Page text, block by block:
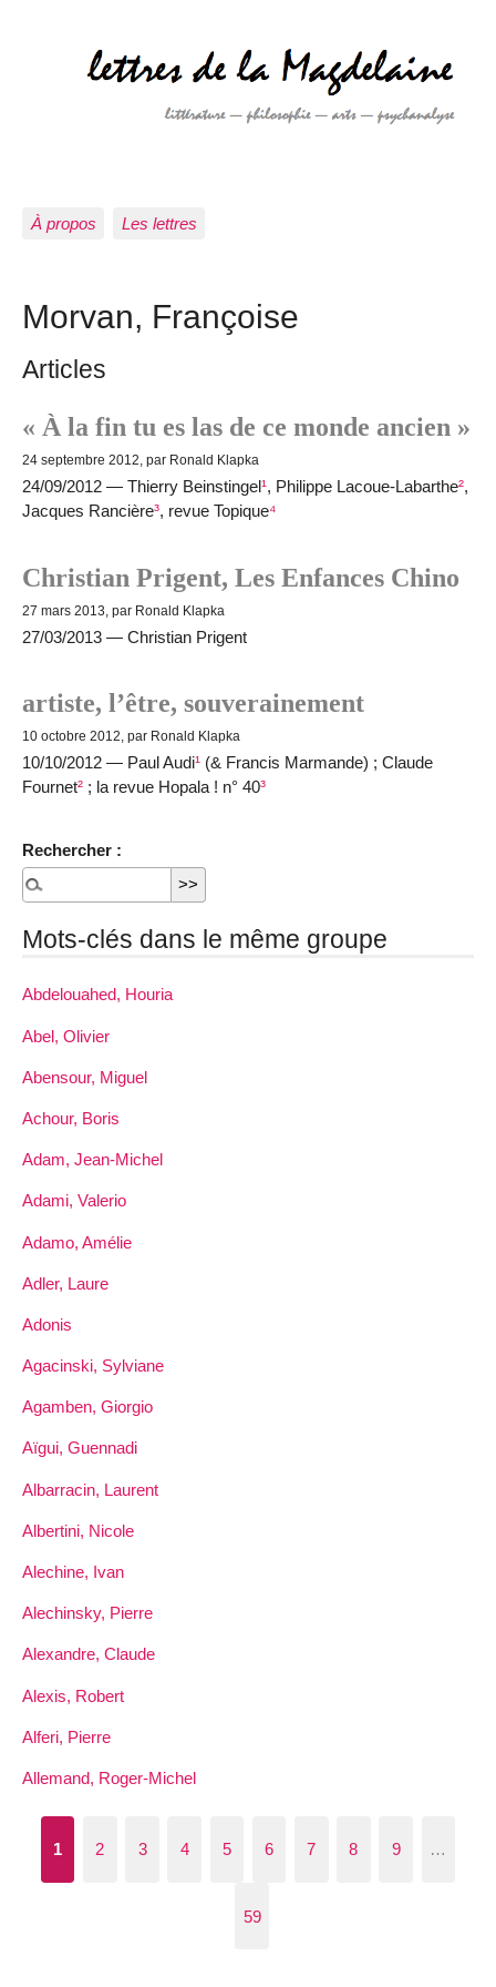
À propos Les lettres
Morvan, Françoise
Articles
« À la fin tu es las de ce monde ancien »
24 septembre 2012, par Ronald Klapka
24/09/2012 — Thierry Beinstingel¹, Philippe Lacoue-Labarthe²,
Jacques Rancière³, revue Topique⁴
Christian Prigent, Les Enfances Chino
27 mars 2013, par Ronald Klapka
27/03/2013 — Christian Prigent
artiste, l’être, souverainement
10 octobre 2012, par Ronald Klapka
10/10/2012 — Paul Audi¹ (& Francis Marmande) ; Claude
Fournet² ; la revue Hopala ! n° 40³
Rechercher :
Mots-clés dans le même groupe
Abdelouahed, Houria
Abel, Olivier
Abensour, Miguel
Achour, Boris
Adam, Jean-Michel
Adami, Valerio
Adamo, Amélie
Adler, Laure
Adonis
Agacinski, Sylviane
Agamben, Giorgio
Aïgui, Guennadi
Albarracin, Laurent
Albertini, Nicole
Alechine, Ivan
Alechinsky, Pierre
Alexandre, Claude
Alexis, Robert
Alferi, Pierre
Allemand, Roger-Michel
1 2 3 4 5 6 7 8 9 …
59